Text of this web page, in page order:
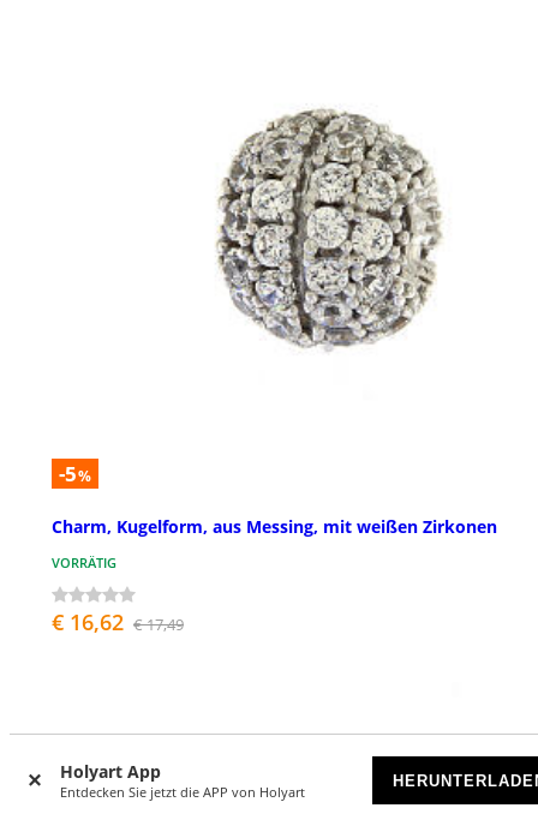
Holyart App
Entdecken Sie jetzt die APP von Holyart
-5%
Charm, Kugelform, aus Messing, mit weißen Zirkonen
VORRÄTIG
€ 16,62 € 17,49